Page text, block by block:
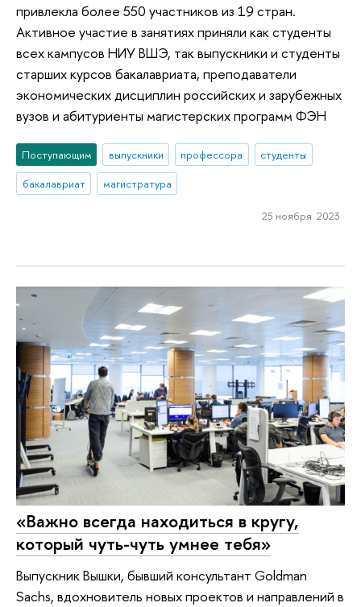
привлекла более 550 участников из 19 стран.
Активное участие в занятиях приняли как студенты
всех кампусов НИУ ВШЭ, так выпускники и студенты
старших курсов бакалавриата, преподаватели
экономических дисциплин российских и зарубежных
вузов и абитуриенты магистерских программ ФЭН
Поступающим выпускники профессора
студенты
бакалавриат
магистратура
25 ноября 2023
«Важно всегда находиться в кругу,
который чуть-чуть умнее тебя»
Выпускник Вышки, бывший консультант Goldman
Sachs, вдохновитель новых проектов и направлений в